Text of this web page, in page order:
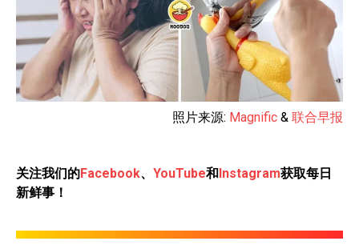
照片来源: Magnific & 联合早报
关注我们的Facebook、 YouTube和Instagram获取每日
新鲜事！